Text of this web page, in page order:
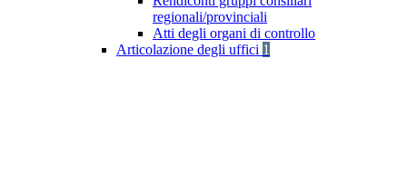
regionali/provinciali
Atti degli organi di controllo
Articolazione degli uffici 1